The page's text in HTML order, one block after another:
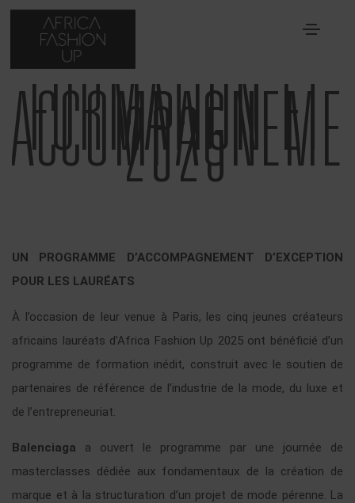
FORMATION ET
2025
UN PROGRAMME D’ACCOMPAGNEMENT D’EXCEPTION
POUR LES LAURÉATS
À l’occasion de leur venue à Paris, les cinq jeunes créateurs
africains lauréats d’Africa Fashion Up 2025 ont bénéficié d’un
programme de formation inédit, construit avec le soutien de
partenaires de référence de l’industrie de la mode, du luxe et
de l’entrepreneuriat.
Balenciaga a ouvert le programme par une journée de
masterclasses dédiée aux fondamentaux de la création de
marque et à la structuration d’un projet de mode pérenne. La